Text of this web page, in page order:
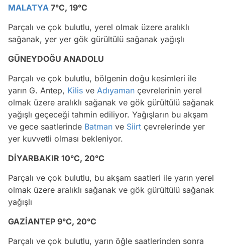
MALATYA 7°C, 19°C
Parçalı ve çok bulutlu, yerel olmak üzere aralıklı
sağanak, yer yer gök gürültülü sağanak yağışlı
GÜNEYDOĞU ANADOLU
Parçalı ve çok bulutlu, bölgenin doğu kesimleri ile
yarın G. Antep, Kilis ve Adıyaman çevrelerinin yerel
olmak üzere aralıklı sağanak ve gök gürültülü sağanak
yağışlı geçeceği tahmin ediliyor. Yağışların bu akşam
ve gece saatlerinde Batman ve Siirt çevrelerinde yer
yer kuvvetli olması bekleniyor.
DİYARBAKIR 10°C, 20°C
Parçalı ve çok bulutlu, bu akşam saatleri ile yarın yerel
olmak üzere aralıklı sağanak ve gök gürültülü sağanak
yağışlı
GAZİANTEP 9°C, 20°C
Parçalı ve çok bulutlu, yarın öğle saatlerinden sonra